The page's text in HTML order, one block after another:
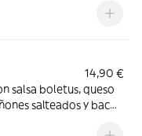
14,90 €
salsa boletus, queso
salteados y bacon